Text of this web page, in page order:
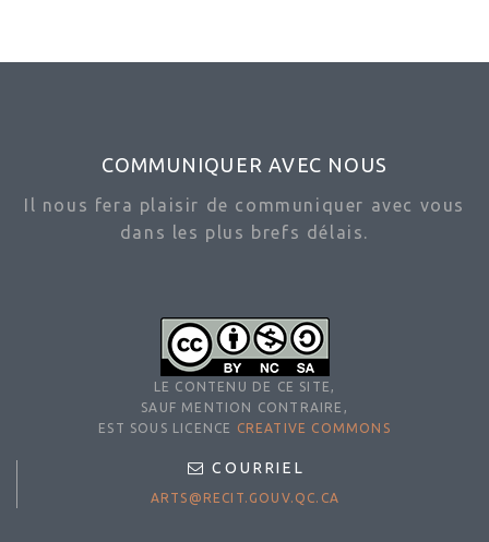
COMMUNIQUER AVEC NOUS
Il nous fera plaisir de communiquer avec vous
dans les plus brefs délais.
LE CONTENU DE CE SITE,
SAUF MENTION CONTRAIRE,
EST SOUS LICENCE
CREATIVE COMMONS
COURRIEL
ARTS@RECIT.GOUV.QC.CA